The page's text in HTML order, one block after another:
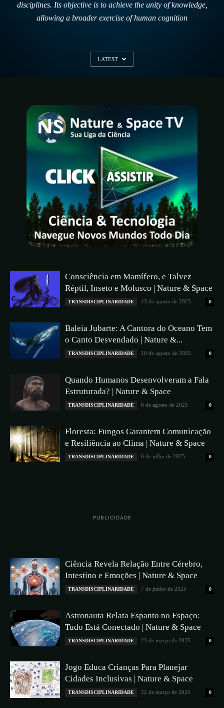
disciplines. Its objective is to achieve the unity of knowledge,
allowing a broader exercise of human cognition
LATEST
Consciência em Mamífero, e Talvez
Réptil, Inseto e Molusco | Nature & Space
TRANSDISCIPLINARIDADE 13 de agosto de 2025 0
Baleia Jubarte: A Cantora do Oceano Tem
o Canto Desvendado | Nature &...
TRANSDISCIPLINARIDADE 10 de agosto de 2025 0
Quando Humanos Desenvolveram a Fala
Estruturada? | Nature & Space
TRANSDISCIPLINARIDADE 6 de agosto de 2025 0
Floresta: Fungos Garantem Comunicação
e Resiliência ao Clima | Nature & Space
TRANSDISCIPLINARIDADE 6 de julho de 2025 0
PUBLICIDADE
Ciência Revela Relação Entre Cérebro,
Intestino e Emoções | Nature & Space
TRANSDISCIPLINARIDADE 7 de junho de 2025 0
Astronauta Relata Espanto no Espaço:
Tudo Está Conectado | Nature & Space
TRANSDISCIPLINARIDADE 23 de março de 2025 0
​​Jogo Educa Crianças Para Planejar
Cidades Inclusivas | Nature & Space
TRANSDISCIPLINARIDADE 22 de março de 2025 0